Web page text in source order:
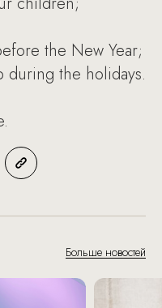
the New Year;
during the holidays.
Больше новостей